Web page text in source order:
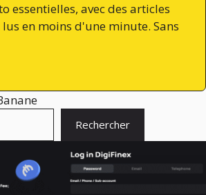
essentielles, avec des articles
en moins d'une minute. Sans
Rechercher